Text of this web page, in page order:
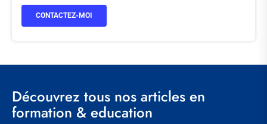
CONTACTEZ-MOI
Découvrez tous nos articles en
formation & education